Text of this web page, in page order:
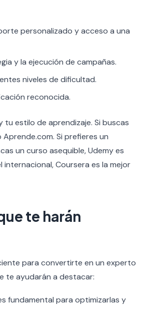
personalizado y acceso a una
y la ejecución de campañas.
niveles de dificultad.
reconocida.
estilo de aprendizaje. Si buscas
Si prefieres un
un curso asequible, Udemy es
Coursera es la mejor
te harán
para convertirte en un experto
te ayudarán a destacar:
fundamental para optimizarlas y